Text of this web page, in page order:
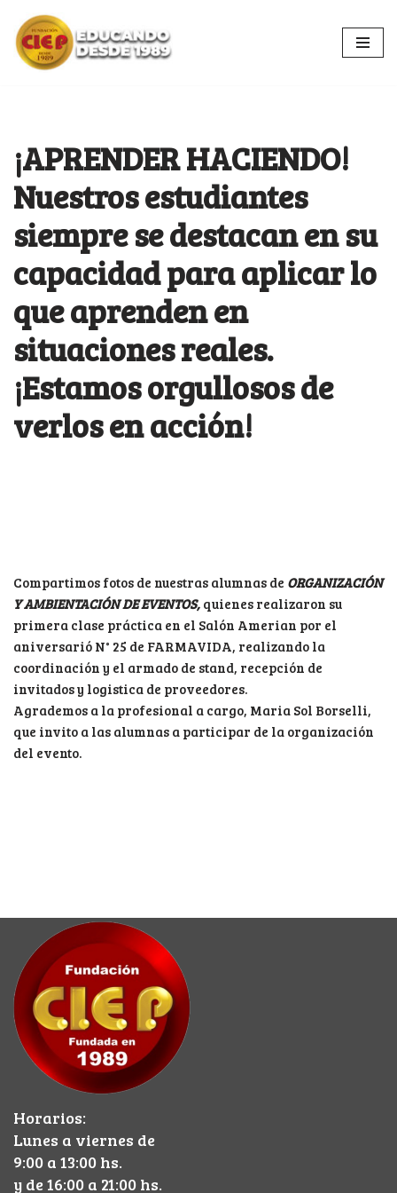
Ir
al
¡APRENDER HACIENDO!
Nuestros estudiantes
siempre se destacan en su
capacidad para aplicar lo
que aprenden en
situaciones reales.
¡Estamos orgullosos de
verlos en acción!
Compartimos fotos de nuestras alumnas de ORGANIZACIÓN
Y AMBIENTACIÓN DE EVENTOS, quienes realizaron su
primera clase práctica en el Salón Amerian por el
aniversarió N° 25 de FARMAVIDA, realizando la
coordinación y el armado de stand, recepción de
invitados y logistica de proveedores.
Agrademos a la profesional a cargo, Maria Sol Borselli,
que invito a las alumnas a participar de la organización
del evento.
Horarios:
Lunes a viernes de
9:00 a 13:00 hs.
y de 16:00 a 21:00 hs.